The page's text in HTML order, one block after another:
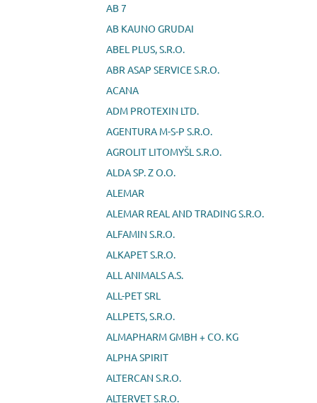
AB 7
AB KAUNO GRUDAI
ABEL PLUS, S.R.O.
ABR ASAP SERVICE S.R.O.
ACANA
ADM PROTEXIN LTD.
AGENTURA M-S-P S.R.O.
AGROLIT LITOMYŠL S.R.O.
ALDA SP. Z O.O.
ALEMAR
ALEMAR REAL AND TRADING S.R.O.
ALFAMIN S.R.O.
ALKAPET S.R.O.
ALL ANIMALS A.S.
ALL-PET SRL
ALLPETS, S.R.O.
ALMAPHARM GMBH + CO. KG
ALPHA SPIRIT
ALTERCAN S.R.O.
ALTERVET S.R.O.